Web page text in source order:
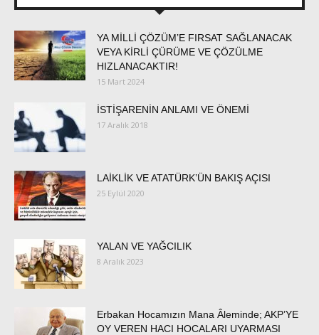
YA MİLLİ ÇÖZÜM’E FIRSAT SAĞLANACAK
VEYA KİRLİ ÇÜRÜME VE ÇÖZÜLME
HIZLANACAKTIR!
15 Mart 2024
İSTİŞARENİN ANLAMI VE ÖNEMİ
17 Aralık 2018
LAİKLİK VE ATATÜRK’ÜN BAKIŞ AÇISI
25 Eylül 2020
YALAN VE YAĞCILIK
8 Aralık 2023
Erbakan Hocamızın Mana Âleminde; AKP’YE
OY VEREN HACI HOCALARI UYARMASI